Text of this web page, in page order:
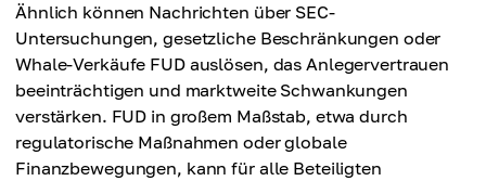
Ähnlich können Nachrichten über SEC-
Untersuchungen, gesetzliche Beschränkungen oder
Whale-Verkäufe FUD auslösen, das Anlegervertrauen
beeinträchtigen und marktweite Schwankungen
verstärken. FUD in großem Maßstab, etwa durch
regulatorische Maßnahmen oder globale
Finanzbewegungen, kann für alle Beteiligten